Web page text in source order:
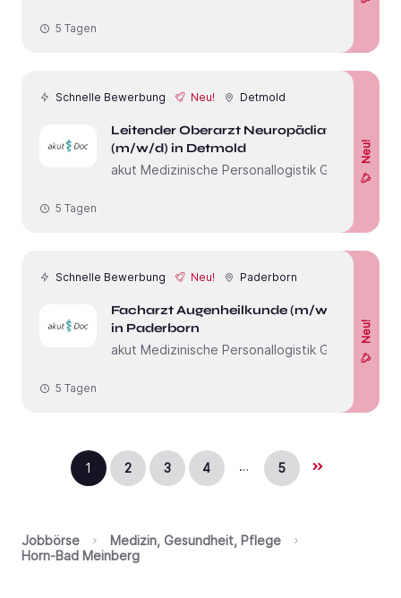
5 Tagen
Schnelle Bewerbung Neu! Detmold
Leitender Oberarzt Neuropädiatrie
(m/w/d) in Detmold
akut Medizinische Personallogistik GmbH
Neu!
5 Tagen
Schnelle Bewerbung Neu! Paderborn
Facharzt Augenheilkunde (m/w/d)
in Paderborn
akut Medizinische Personallogistik GmbH
Neu!
5 Tagen
1 2 3 4 … 5
Jobbörse
Medizin, Gesundheit, Pflege
Horn-Bad Meinberg